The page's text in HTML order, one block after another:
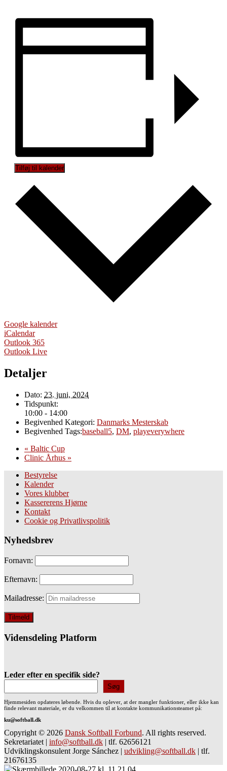
Tilføj til kalender
Google kalender
iCalendar
Outlook 365
Outlook Live
Detaljer
Dato: 23. juni, 2024
Tidspunkt:
10:00 - 14:00
Begivenhed Kategori: Danmarks Mesterskab
Begivenhed Tags:baseball5, DM, playeverywhere
« Baltic Cup
Clinic Århus »
Bestyrelse
Kalender
Vores klubber
Kassererens Hjørne
Kontakt
Cookie og Privatlivspolitik
Nyhedsbrev
Fornavn:
Efternavn:
Mailadresse:
Vidensdeling Platform
Leder efter en specifik side?
Søg
Hjemmesiden opdateres løbende. Hvis du oplever, at der mangler funktioner, eller ikke kan
finde relevant materiale, er du velkommen til at kontakte kommunikationsteamet på:
ku@softball.dk
Copyright © 2026 Dansk Softball Forbund. All rights reserved.
Sekretariatet | info@softball.dk | tlf. 62656121
Udviklingskonsulent Jorge Sánchez | udvikling@softball.dk | tlf.
21676135